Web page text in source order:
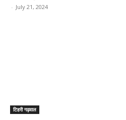
- July 21, 2024
टिहरी गढ़वाल